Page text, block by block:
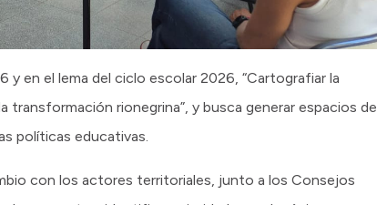
en el lema del ciclo escolar 2026, “Cartografiar la
rionegrina”, y busca generar espacios de
políticas educativas.
con los actores territoriales, junto a los Consejos